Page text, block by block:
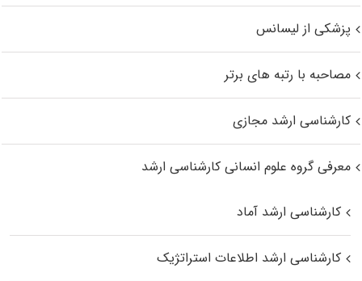
پزشکی از لیسانس
مصاحبه با رتبه های برتر
کارشناسی ارشد مجازی
معرفی گروه علوم انسانی کارشناسی ارشد
کارشناسی ارشد آماد
کارشناسی ارشد اطلاعات استراتژیک